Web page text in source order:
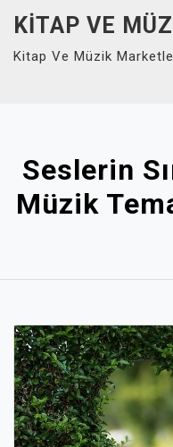
content
KITAP VE
Kitap Ve Müzik
Seslerin
Müzik